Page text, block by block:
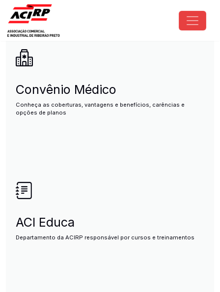
Pular para o conteúdo principal
ACIRP - Associação Comercial
Convênio Médico
Conheça as coberturas, vantagens e benefícios, carências e
opções de planos
ACI Educa
Departamento da ACIRP responsável por cursos e treinamentos